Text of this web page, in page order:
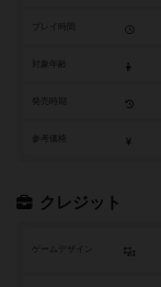
参考価格
クレジット
ゲームデザイン